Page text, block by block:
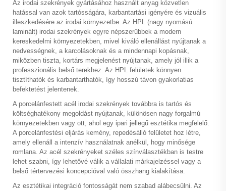
Az irodai szekrények gyártásához használt anyag közvetlen
hatással van azok tartósságára, karbantartási igényére és vizuális
illeszkedésére az irodai környezetbe. Az HPL (nagy nyomású
laminált) irodai szekrények egyre népszerűbbek a modern
kereskedelmi környezetekben, mivel kiváló ellenállást nyújtanak a
nedvességnek, a karcolásoknak és a mindennapi kopásnak,
miközben tiszta, kortárs megjelenést nyújtanak, amely jól illik a
professzionális belső terekhez. Az HPL felületek könnyen
tisztíthatók és karbantarthatók, így hosszú távon gyakorlatias
befektetést jelentenek.
A porcelánfestett acél irodai szekrények továbbra is tartós és
költséghatékony megoldást nyújtanak, különösen nagy forgalmú
környezetekben vagy ott, ahol egy ipari jellegű esztétika megfelelő.
A porcelánfestési eljárás kemény, repedésálló felületet hoz létre,
amely ellenáll a intenzív használatnak anélkül, hogy minősége
romlana. Az acél szekrényeket széles színválasztékban is testre
lehet szabni, így lehetővé válik a vállalati márkajelzéssel vagy a
belső tértervezési koncepcióval való összhang kialakítása.
Az esztétikai integráció fontosságát nem szabad alábecsülni. Az